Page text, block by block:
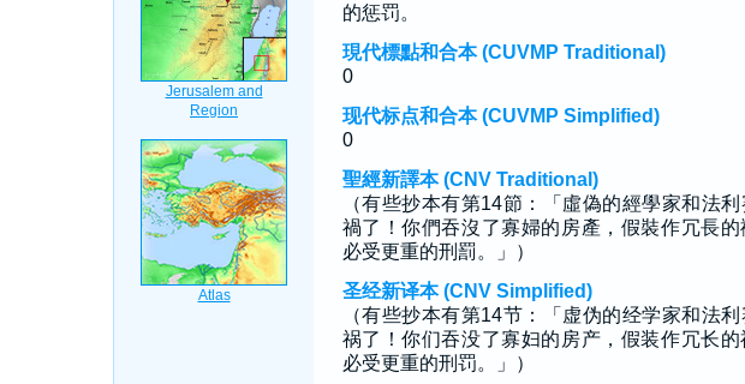
的惩罚。
現代標點和合本 (CUVMP Traditional)
0
现代标点和合本 (CUVMP Simplified)
0
聖經新譯本 (CNV Traditional)
（有些抄本有第14節：「虛偽的經學家和法
禍了！你們吞沒了寡婦的房產，假裝作冗長的
必受更重的刑罰。」）
圣经新译本 (CNV Simplified)
（有些抄本有第14节：「虚伪的经学家和法
祸了！你们吞没了寡妇的房产，假装作冗长
必受更重的刑罚。」）